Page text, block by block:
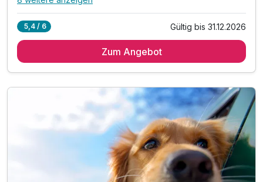
Alle Inklusivleistungen
1 x reichhaltiges Frühstück vom Buffet
1 x Futter und Trinknapf für den Aufenthalt
1 x Unterlage auf Leihbasis + Leckerlies
1 x Begrüßungsgetränk
inkl. Voucher im Hotelshop
1 x Kartenmaterial der Region
inkl. late check out bis 14 Uhr*
5,4 / 6 Gültig bis 31.12.2026
Zum Angebot